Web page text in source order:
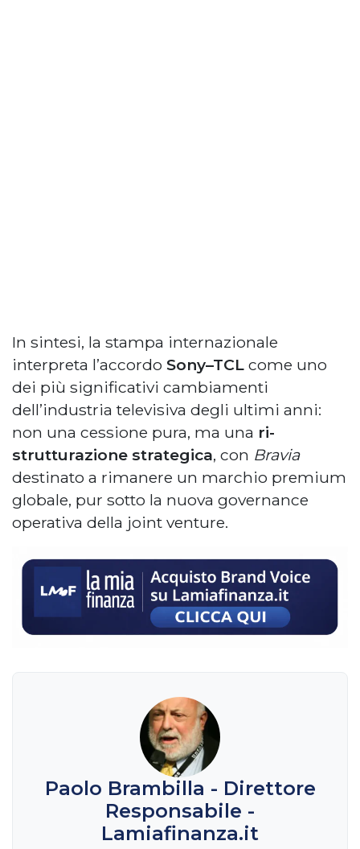
In sintesi, la stampa internazionale
interpreta l’accordo Sony–TCL come uno
dei più significativi cambiamenti
dell’industria televisiva degli ultimi anni:
non una cessione pura, ma una ri-
strutturazione strategica, con Bravia
destinato a rimanere un marchio premium
globale, pur sotto la nuova governance
operativa della joint venture.
Paolo Brambilla - Direttore
Responsabile -
Lamiafinanza.it